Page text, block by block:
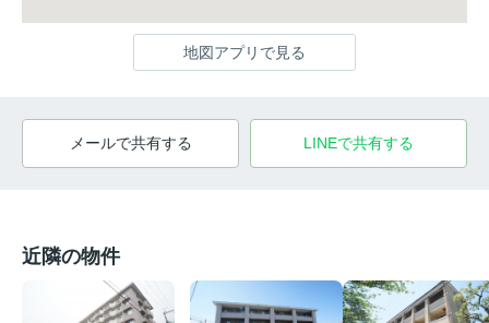
地図アプリで見る
メールで共有する LINEで共有する
近隣の物件